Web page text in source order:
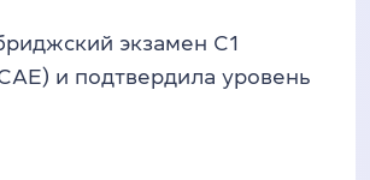
экзамен C1
и подтвердила уровень